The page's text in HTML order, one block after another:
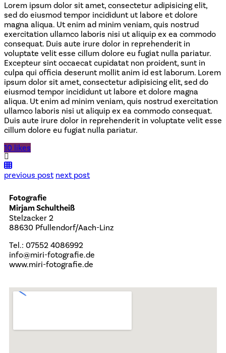
Lorem ipsum dolor sit amet, consectetur adipisicing elit,
sed do eiusmod tempor incididunt ut labore et dolore
magna aliqua. Ut enim ad minim veniam, quis nostrud
exercitation ullamco laboris nisi ut aliquip ex ea commodo
consequat. Duis aute irure dolor in reprehenderit in
voluptate velit esse cillum dolore eu fugiat nulla pariatur.
Excepteur sint occaecat cupidatat non proident, sunt in
culpa qui officia deserunt mollit anim id est laborum. Lorem
ipsum dolor sit amet, consectetur adipisicing elit, sed do
eiusmod tempor incididunt ut labore et dolore magna
aliqua. Ut enim ad minim veniam, quis nostrud exercitation
ullamco laboris nisi ut aliquip ex ea commodo consequat.
Duis aute irure dolor in reprehenderit in voluptate velit esse
cillum dolore eu fugiat nulla pariatur.
10 likes
previous post next post
Fotografie
Mirjam Schultheiß
Stelzacker 2
88630 Pfullendorf/Aach-Linz
Tel.: 07552 4086992
info@miri-fotografie.de
www.miri-fotografie.de